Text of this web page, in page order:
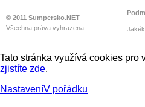
© 2011 Sumpersko.NET
Všechna práva vyhrazena
Tato stránka využívá cookies
zjistíte zde.
NastaveníV pořádku